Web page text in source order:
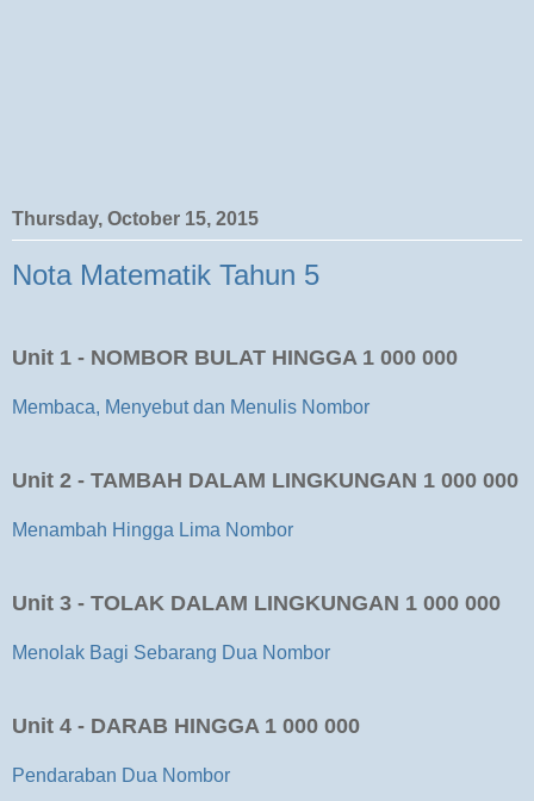
Thursday, October 15, 2015
Nota Matematik Tahun 5
Unit 1 - NOMBOR BULAT HINGGA 1 000 000
Membaca, Menyebut dan Menulis Nombor
Unit 2 - TAMBAH DALAM LINGKUNGAN 1 000 000
Menambah Hingga Lima Nombor
Unit 3 - TOLAK DALAM LINGKUNGAN 1 000 000
Menolak Bagi Sebarang Dua Nombor
Unit 4 - DARAB HINGGA 1 000 000
Pendaraban Dua Nombor